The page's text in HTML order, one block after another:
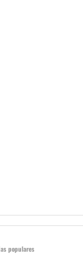
populares